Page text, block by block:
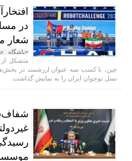
در
شعار
«باشگاه
چین، با کسب سه عنوان ارزشمند در
نسل نوجوان ایران را به نمایش گذاشت.
موسسان